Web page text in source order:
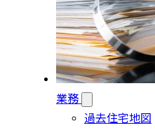
業務
過去住宅地図